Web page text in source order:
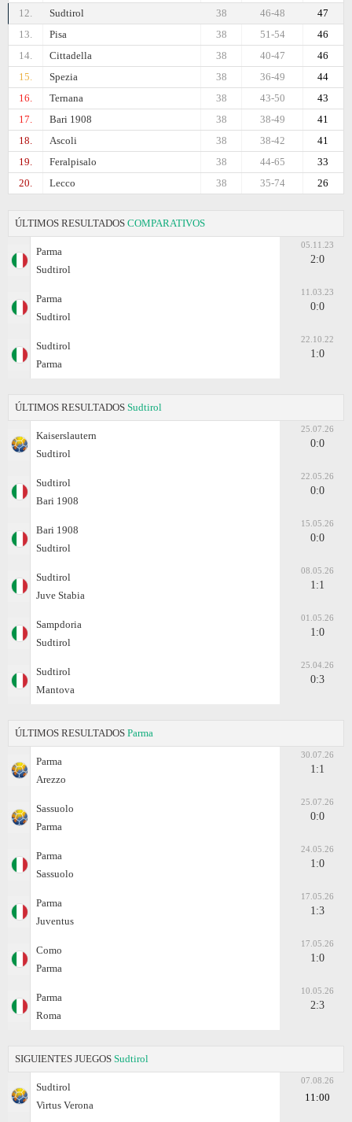
12. Sudtirol 47
46-48
38
13.
Pisa 46
51-54
38
14.
Cittadella 46
40-47
38
15.
Spezia 44
36-49
38
16.
Ternana 43
43-50
38
17.
Bari 1908 41
38-49
38
18.
Ascoli 41
38-42
38
19.
Feralpisalo 33
44-65
38
20.
Lecco 26
35-74
38
ÚLTIMOS RESULTADOS COMPARATIVOS
Parma
Sudtirol
05.11.23
2:0
Parma
Sudtirol
11.03.23
0:0
Sudtirol
Parma
22.10.22
1:0
ÚLTIMOS RESULTADOS Sudtirol
Kaiserslautern
Sudtirol
25.07.26
0:0
Sudtirol
Bari 1908
22.05.26
0:0
Bari 1908
Sudtirol
15.05.26
0:0
Sudtirol
Juve Stabia
08.05.26
1:1
Sampdoria
Sudtirol
01.05.26
1:0
Sudtirol
Mantova
25.04.26
0:3
ÚLTIMOS RESULTADOS Parma
Parma
Arezzo
30.07.26
1:1
Sassuolo
Parma
25.07.26
0:0
Parma
Sassuolo
24.05.26
1:0
Parma
Juventus
17.05.26
1:3
Como
Parma
17.05.26
1:0
Parma
Roma
10.05.26
2:3
SIGUIENTES JUEGOS Sudtirol
Sudtirol
Virtus Verona
07.08.26
11:00